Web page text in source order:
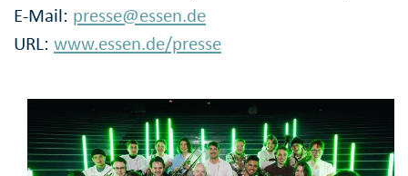
E-Mail: presse@essen.de
URL: www.essen.de/presse